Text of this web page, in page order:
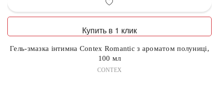
Купить в 1 клик
Гель-змазка інтимна Contex Romantic з ароматом полуниці,
100 мл
CONTEX